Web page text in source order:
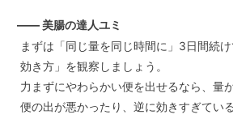
—— 美腸の達人ユミ
まずは「同じ量を同じ時間に」3日間続
効き方」を観察しましょう。
力まずにやわらかい便を出せるなら、量
便の出が悪かったり、逆に効きすぎてい